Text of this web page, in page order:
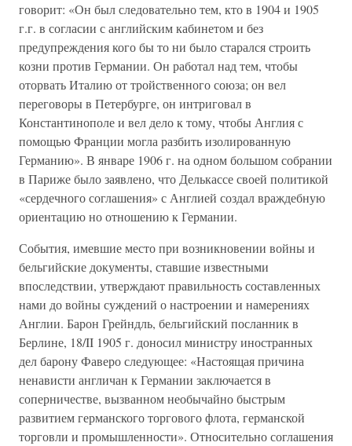
говорит: «Он был следовательно тем, кто в 1904 и 1905
г.г. в согласии с английским кабинетом и без
предупреждения кого бы то ни было старался строить
козни против Германии. Он работал над тем, чтобы
оторвать Италию от тройственного союза; он вел
переговоры в Петербурге, он интриговал в
Константинополе и вел дело к тому, чтобы Англия с
помощью Франции могла разбить изолированную
Германию». В январе 1906 г. на одном большом собрании
в Париже было заявлено, что Делькассе своей политикой
«сердечного соглашения» с Англией создал враждебную
ориентацию но отношению к Германии.
События, имевшие место при возникновении войны и
бельгийские документы, ставшие известными
впоследствии, утверждают правильность составленных
нами до войны суждений о настроении и намерениях
Англии. Барон Грейндль, бельгийский посланник в
Берлине, 18/II 1905 г. доносил министру иностранных
дел барону Фаверо следующее: «Настоящая причина
ненависти англичан к Германии заключается в
соперничестве, вызванном необычайно быстрым
развитием германского торгового флота, германской
торговли и промышленности». Относительно соглашения